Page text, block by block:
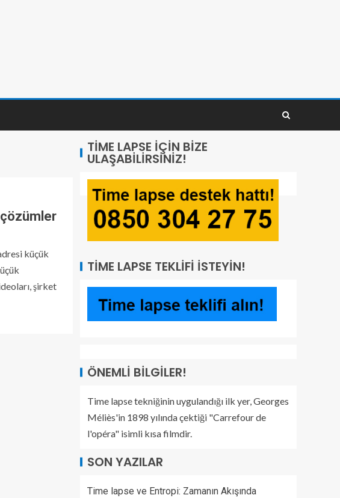
çözümler
küçük
şirket
TIME LAPSE İÇIN BIZE
ULAŞABILIRSINIZ!
TIME LAPSE TEKLIFI İSTEYIN!
ÖNEMLI BILGILER!
Time lapse tekniğinin uygulandığı ilk yer, Georges
Méliès'in 1898 yılında çektiği "Carrefour de
l'opéra" isimli kısa filmdir.
SON YAZILAR
Time lapse ve Entropi: Zamanın Akışında